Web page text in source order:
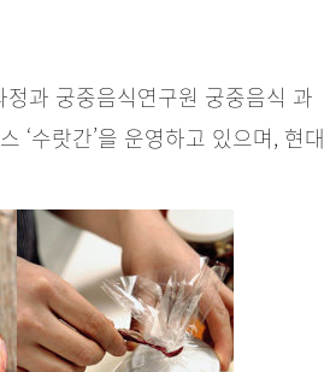
과 궁중음식연구원 궁중음식 과
‘수랏간’을 운영하고 있으며, 현대